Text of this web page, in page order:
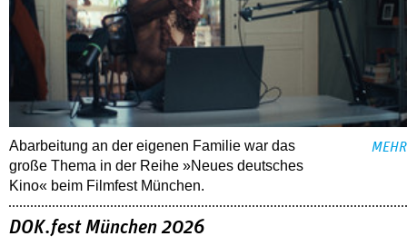
Abarbeitung an der eigenen Familie war das
große Thema in der Reihe »Neues deutsches
Kino« beim Filmfest München.
MEHR
DOK.fest München 2026